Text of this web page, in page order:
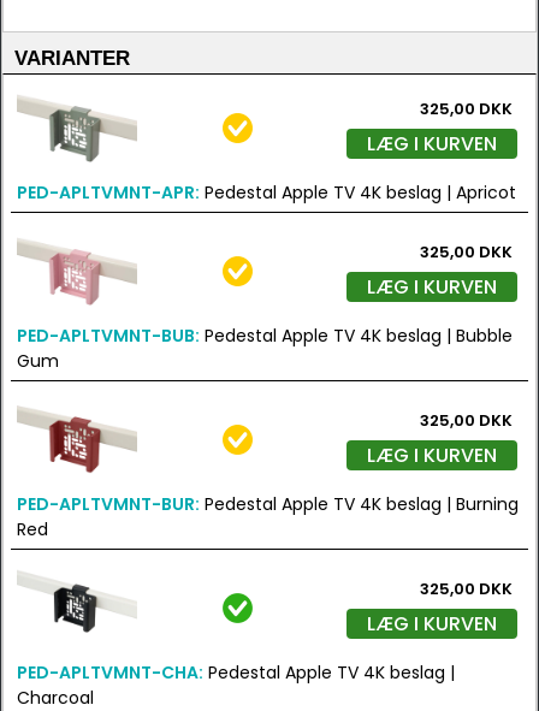
VARIANTER
325,00 DKK
LÆG I KURVEN
PED-APLTVMNT-APR: Pedestal Apple TV 4K beslag | Apricot
325,00 DKK
LÆG I KURVEN
PED-APLTVMNT-BUB: Pedestal Apple TV 4K beslag | Bubble
Gum
325,00 DKK
LÆG I KURVEN
PED-APLTVMNT-BUR: Pedestal Apple TV 4K beslag | Burning
Red
325,00 DKK
LÆG I KURVEN
PED-APLTVMNT-CHA: Pedestal Apple TV 4K beslag |
Charcoal